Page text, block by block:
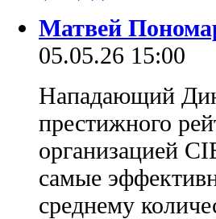
Матвей
05.05.26 15:00
Нападающий
престижного
организацией
самые
среднему